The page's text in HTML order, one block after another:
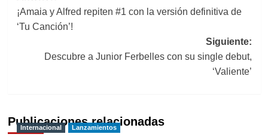
de
¡Amaia y Alfred repiten #1 con la versión definitiva de
‘Tu Canción’!
Siguiente:
Descubre a Junior Ferbelles con su single debut,
‘Valiente’
Publicaciones relacionadas
Internacional Lanzamientos